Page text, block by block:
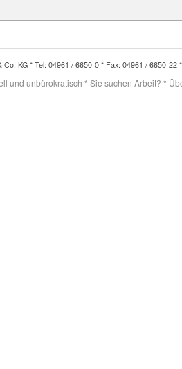
Co. KG * Tel: 04961 / 6650-0 * Fax: 04961 / 6650-22
und unbürokratisch * Sie suchen Arbeit? *